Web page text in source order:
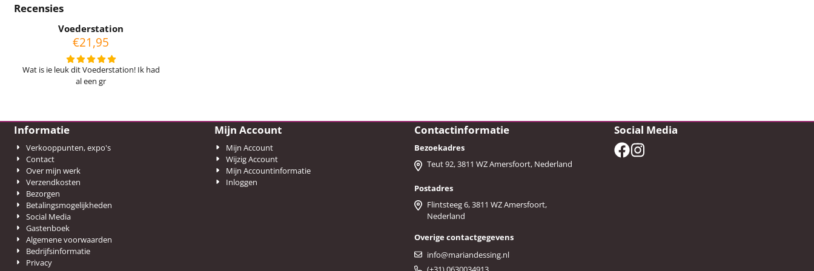
Recensies
Voederstation
€21,95
Wat is ie leuk dit Voederstation! Ik had
al een gr
Informatie
Verkooppunten, expo's
Contact
Over mijn werk
Verzendkosten
Bezorgen
Betalingsmogelijkheden
Social Media
Gastenboek
Algemene voorwaarden
Bedrijfsinformatie
Privacy
Mijn Account
Mijn Account
Wijzig Account
Mijn Accountinformatie
Inloggen
Contactinformatie
Bezoekadres
Teut 92, 3811 WZ Amersfoort, Nederland
Postadres
Flintsteeg 6, 3811 WZ Amersfoort,
Nederland
Overige contactgegevens
info@mariandessing.nl
Social Media